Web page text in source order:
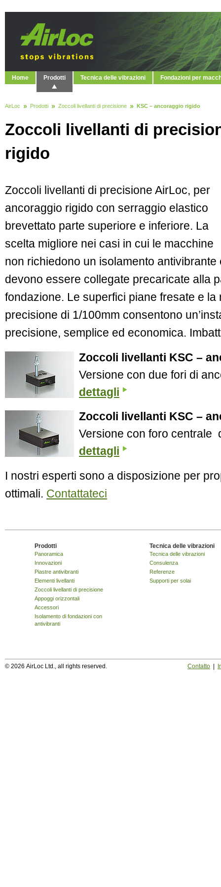
Home Prodotti Tecnica delle vibrazioni Fondazioni per
AirLoc Prodotti Zoccoli livellanti di precisione KSC – ancoraggio rigido
Zoccoli livellanti di
rigido
Zoccoli livellanti di precisione AirLoc, per
ancoraggio rigido con serraggio elastico
brevettato parte superiore e inferiore. La
scelta migliore nei casi in cui le macchine
non richiedono un isolamento antivibrante
devono essere collegate precaricate alla
fondazione. Le superfici piane fresate e
precisione di 1/100mm consentono
precisione, semplice ed economica.
Zoccoli livellanti KSC –
Versione con due fori di
dettagli
Zoccoli livellanti KSC –
Versione con foro centrale
dettagli
I nostri esperti sono a disposizione per
ottimali. Contattateci
Prodotti
Panoramica
Innovazioni
Piastre antivibranti
Elementi livellanti
Zoccoli livellanti di precisione
Appoggi orizzontali
Accessori
Isolamento di fondazioni con
antivibranti
Tecnica delle vibrazioni
Tecnica delle vibrazioni
Consulenza
Referenze
Supporti per solai
© 2026 AirLoc Ltd., all rights reserved. Contatto